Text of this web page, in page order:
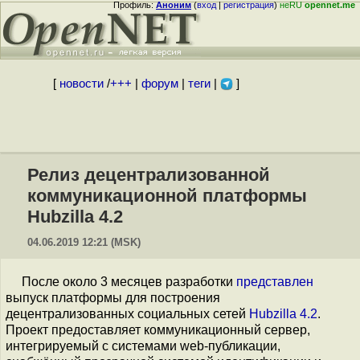
Профиль:Аноним(вход|регистрация)неRUopennet.me
[ новости/+++ форум| теги| ]
Релиз децентрализованной
коммуникационной платформы
Hubzilla 4.2
04.06.2019 12:21 (MSK)
После около 3 месяцев разработки представлен
выпуск платформы для построения
децентрализованных социальных сетей Hubzilla 4.2.
Проект предоставляет коммуникационный сервер,
интегрируемый с системами web-публикации,